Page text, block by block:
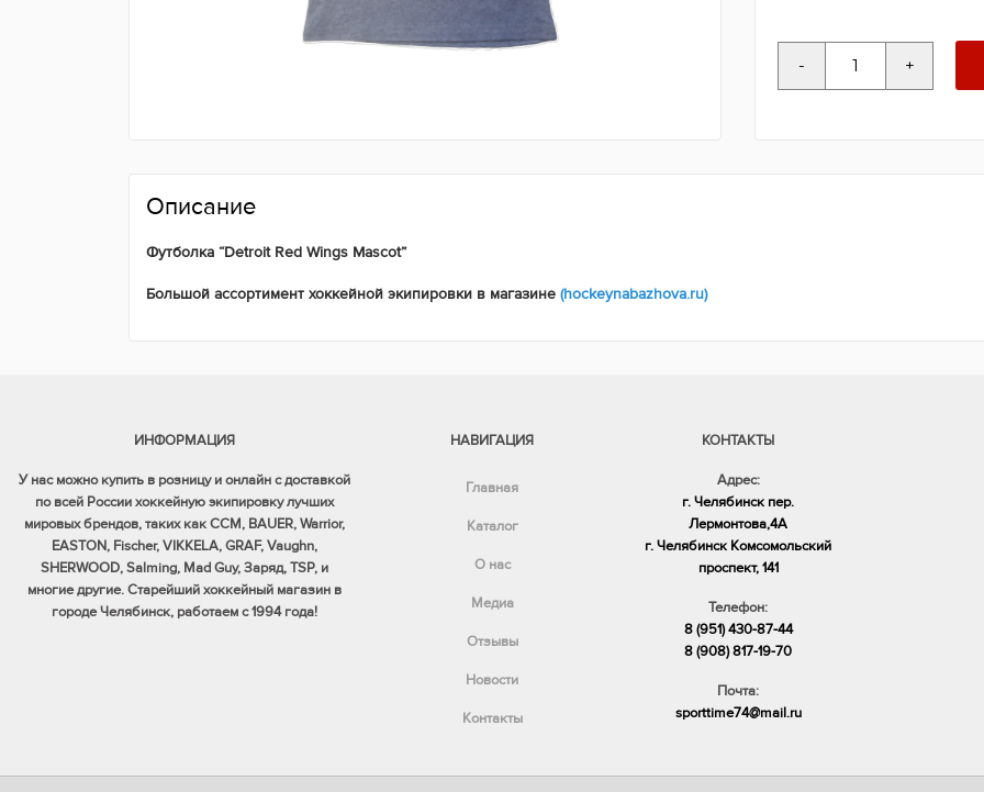
-
товара
+
Описание
Футболка “Detroit Red Wings Mascot”
Большой ассортимент хоккейной экипировки в магазине (hockeynabazhova.ru)
ИНФОРМАЦИЯ
У нас можно купить в розницу и онлайн с доставкой
по всей России хоккейную экипировку лучших
мировых брендов, таких как CCM, BAUER, Warrior,
EASTON, Fischer, VIKKELA, GRAF, Vaughn,
SHERWOOD, Salming, Mad Guy, Заряд, TSP, и
многие другие. Старейший хоккейный магазин в
городе Челябинск, работаем с 1994 года!
НАВИГАЦИЯ
Главная
Каталог
О нас
Медиа
Отзывы
Новости
Контакты
КОНТАКТЫ
Адрес:
г. Челябинск пер.
Лермонтова,4А
​г. Челябинск Комсомольский
проспект, 141
Телефон:
8 (951) 430-87-44
8 (908) 817-19-70
Почта:
sporttime74@mail.ru